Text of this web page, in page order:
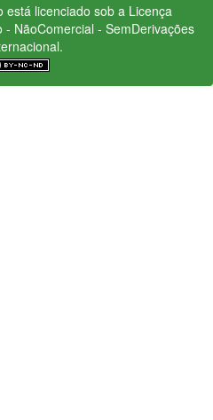
licenciado sob a Licença
NãoComercial - SemDerivações